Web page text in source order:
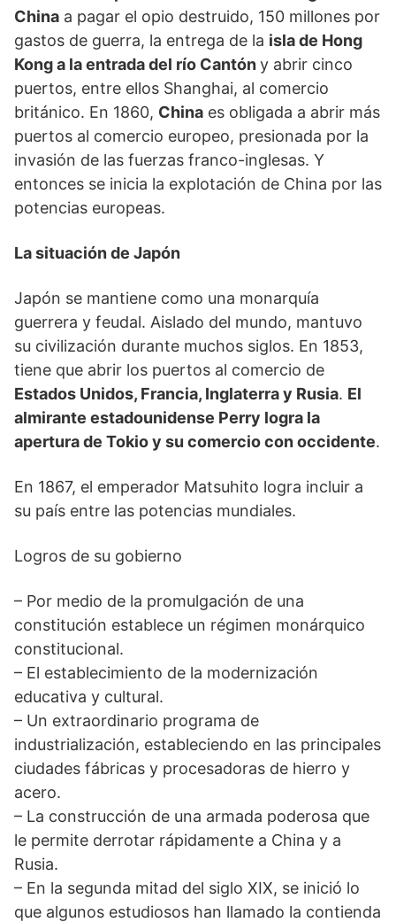
China a pagar el opio destruido, 150 millones por
gastos de guerra, la entrega de la isla de Hong
Kong a la entrada del río Cantóny abrir cinco
puertos, entre ellos Shanghai, al comercio
británico. En 1860, China es obligada a abrir más
puertos al comercio europeo, presionada por la
invasión de las fuerzas franco-inglesas. Y
entonces se inicia la explotación de China por las
potencias europeas.
La situación de Japón
Japón se mantiene como una monarquía
guerrera y feudal. Aislado del mundo, mantuvo
su civilización durante muchos siglos. En 1853,
tiene que abrir los puertos al comercio de
Estados Unidos, Francia, Inglaterra y Rusia. El
almirante estadounidense Perry logra la
apertura de Tokio y su comercio con occidente.
En 1867, el emperador Matsuhito logra incluir a
su país entre las potencias mundiales.
Logros de su gobierno
– Por medio de la promulgación de una
constitución establece un régimen monárquico
constitucional.
– El establecimiento de la modernización
educativa y cultural.
– Un extraordinario programa de
industrialización, estableciendo en las principales
ciudades fábricas y procesadoras de hierro y
acero.
– La construcción de una armada poderosa que
le permite derrotar rápidamente a China y a
Rusia.
– En la segunda mitad del siglo XIX, se inició lo
que algunos estudiosos han llamado la contienda